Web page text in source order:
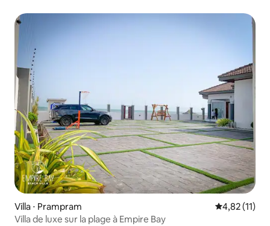
Villa ⋅ Prampram Évaluation
4,82 (11)
Villa de luxe sur la plage à Empire Bay